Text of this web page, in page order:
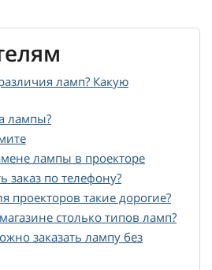
ламп? Какую
лампы?
лампы в проекторе
заказ по телефону?
проекторов такие дорогие?
столько типов ламп?
заказать лампу без